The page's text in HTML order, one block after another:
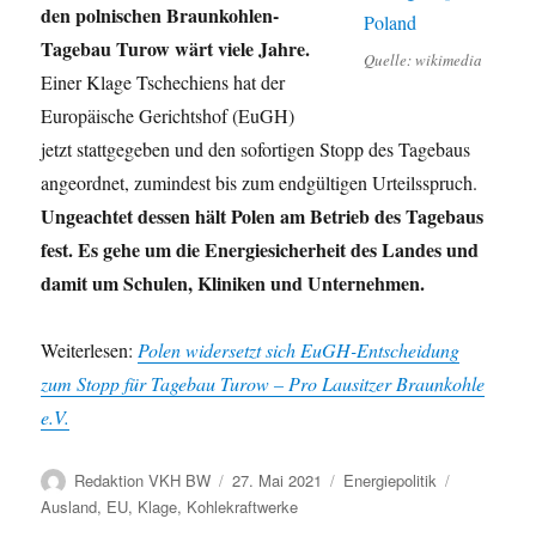
Quelle: wikimedia
den polnischen Braunkohlen-
Tagebau Turow wärt viele Jahre.
Einer Klage Tschechiens hat der
Europäische Gerichtshof (EuGH)
jetzt stattgegeben und den sofortigen Stopp des Tagebaus
angeordnet, zumindest bis zum endgültigen Urteilsspruch.
Ungeachtet dessen hält Polen am Betrieb des Tagebaus
fest. Es gehe um die Energiesicherheit des Landes und
damit um Schulen, Kliniken und Unternehmen.
Weiterlesen:Polen widersetzt sich EuGH-Entscheidung
zum Stopp für Tagebau Turow – Pro Lausitzer Braunkohle
e.V.
Autor
Redaktion VKH BW
Veröffentlicht
am
27. Mai 2021 Kategorien
Energiepolitik
Ausland, EU, Klage, Kohlekraftwerke